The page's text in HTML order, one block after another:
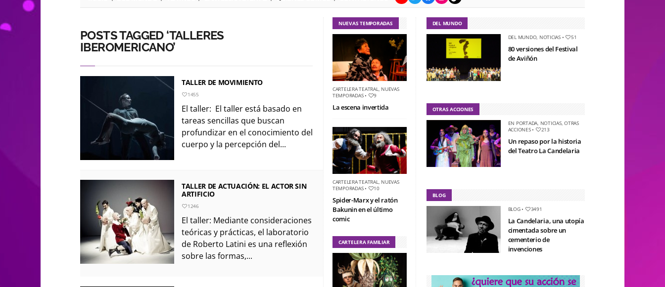
POSTS TAGGED ‘TALLERES
IBEROMERICANO’
TALLER DE MOVIMIENTO
1455
El taller: El taller está basado en
tareas sencillas que buscan
profundizar en el conocimiento del
cuerpo y la percepción del...
TALLER DE ACTUACIÓN: EL ACTOR SIN
ARTIFICIO
1246
El taller: Mediante consideraciones
teóricas y prácticas, el laboratorio
de Roberto Latini es una reflexión
sobre las formas,...
NUEVAS TEMPORADAS
CARTELERA TEATRAL, NUEVAS
TEMPORADAS• 9
La escena invertida
CARTELERA TEATRAL, NUEVAS
TEMPORADAS• 10
Spider-Marx y el ratón
Bakunin en el último
comic
CARTELERA FAMILIAR
DEL MUNDO
DEL MUNDO, NOTICIAS• 51
80 versiones del Festival
de Aviñón
OTRAS ACCIONES
EN PORTADA, NOTICIAS,OTRAS
ACCIONES• 213
Un repaso por la historia
del Teatro La Candelaria
BLOG
BLOG• 3491
La Candelaria, una utopía
cimentada sobre un
cementerio de
invenciones